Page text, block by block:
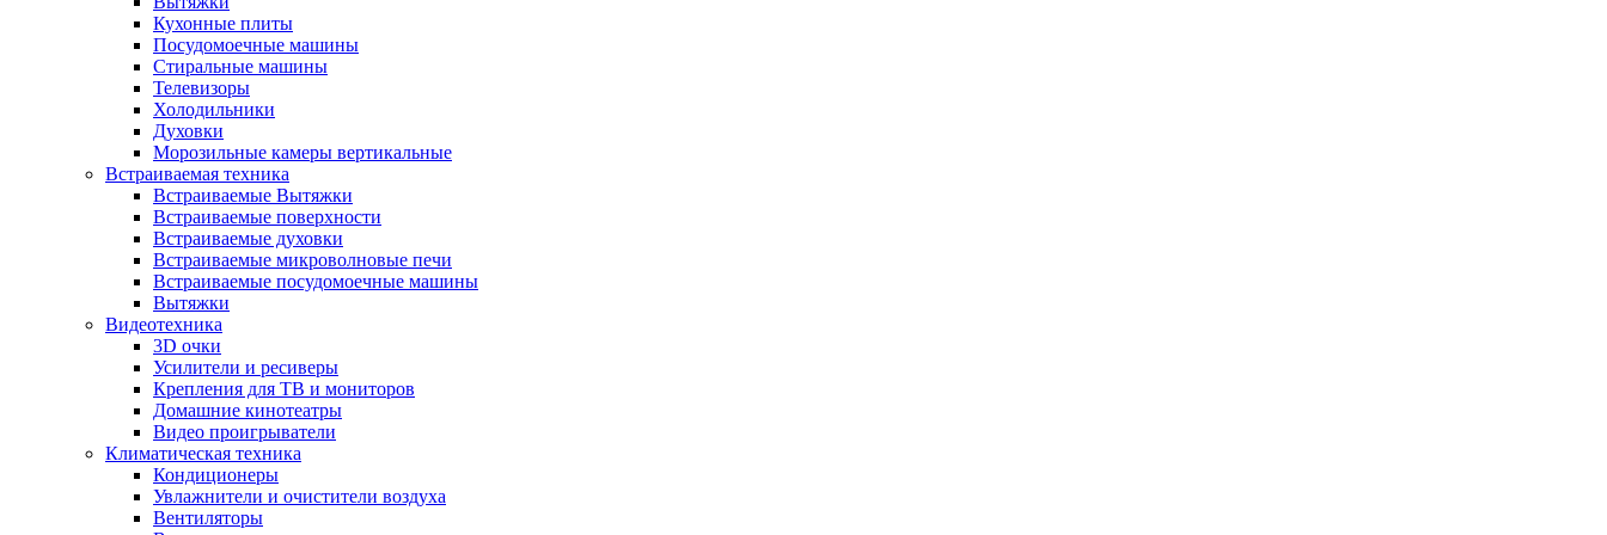
Кухонные плиты
Посудомоечные машины
Стиральные машины
Телевизоры
Холодильники
Духовки
Морозильные камеры вертикальные
Встраиваемая техника
Встраиваемые Вытяжки
Встраиваемые поверхности
Встраиваемые духовки
Встраиваемые микроволновые печи
Встраиваемые посудомоечные машины
Вытяжки
Видеотехника
3D очки
Усилители и ресиверы
Крепления для ТВ и мониторов
Домашние кинотеатры
Видео проигрыватели
Климатическая техника
Кондиционеры
Увлажнители и очистители воздуха
Вентиляторы